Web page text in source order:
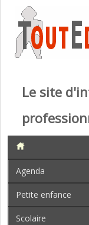
Le site
Agenda
Petite enfance
Scolaire